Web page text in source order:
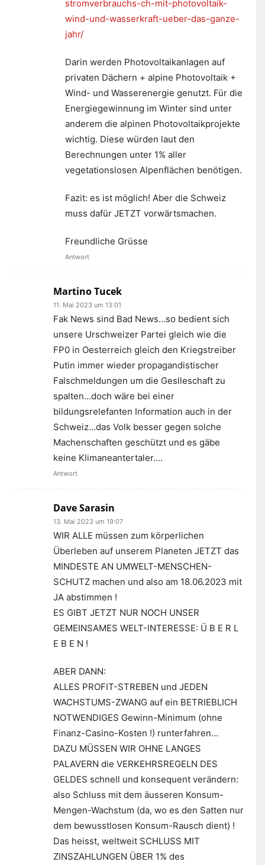
stromverbrauchs-ch-mit-photovoltaik-
wind-und-wasserkraft-ueber-das-ganze-
jahr/
Darin werden Photovoltaikanlagen auf
privaten Dächern + alpine Photovoltaik +
Wind- und Wasserenergie genutzt. Für die
Energiegewinnung im Winter sind unter
anderem die alpinen Photovoltaikprojekte
wichtig. Diese würden laut den
Berechnungen unter 1% aller
vegetationslosen Alpenflächen benötigen.
Fazit: es ist möglich! Aber die Schweiz
muss dafür JETZT vorwärtsmachen.
Freundliche Grüsse
Antwort
Martino Tucek
11. Mai 2023 um 13:01
Fak News sind Bad News…so bedient sich
unsere Urschweizer Partei gleich wie die
FP0 in Oesterreich gleich den Kriegstreiber
Putin immer wieder propagandistischer
Falschmeldungen um die Geslleschaft zu
spalten…doch wäre bei einer
bildungsrelefanten Information auch in der
Schweiz…das Volk besser gegen solche
Machenschaften geschützt und es gäbe
keine Klimaneantertaler….
Antwort
Dave Sarasin
13. Mai 2023 um 19:07
WIR ALLE müssen zum körperlichen
Überleben auf unserem Planeten JETZT das
MINDESTE AN UMWELT-MENSCHEN-
SCHUTZ machen und also am 18.06.2023 mit
JA abstimmen !
ES GIBT JETZT NUR NOCH UNSER
GEMEINSAMES WELT-INTERESSE: Ü B E R L
E B E N !
ABER DANN:
ALLES PROFIT-STREBEN und JEDEN
WACHSTUMS-ZWANG auf ein BETRIEBLICH
NOTWENDIGES Gewinn-Minimum (ohne
Finanz-Casino-Kosten !) runterfahren…
DAZU MÜSSEN WIR OHNE LANGES
PALAVERN die VERKEHRSREGELN DES
GELDES schnell und konsequent verändern:
also Schluss mit dem äusseren Konsum-
Mengen-Wachstum (da, wo es den Satten nur
dem bewusstlosen Konsum-Rausch dient) !
Das heisst, weltweit SCHLUSS MIT
ZINSZAHLUNGEN ÜBER 1% des